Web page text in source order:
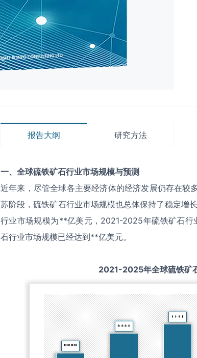
报告大纲 研究方法
一、全球硫铁矿石行业市场规模与预测
近年来，尽管全球各主要经济体的经济发展仍存在较
苏阶段，硫铁矿石行业市场规模也总体保持了稳定增
行业市场规模为**亿美元，2021-2025年硫铁矿石
石行业市场规模已经达到**亿美元。
2021-2025年全球硫铁矿